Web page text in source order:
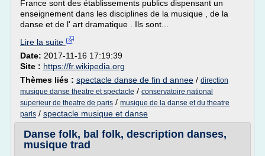
France sont des établissements publics dispensant un
enseignement dans les disciplines de la musique , de la
danse et de l' art dramatique . Ils sont...
Lire la suite
Date: 2017-11-16 17:19:39
Site : https://fr.wikipedia.org
Thèmes liés : spectacle danse de fin d annee / direction
musique danse theatre et spectacle / conservatoire national
superieur de theatre de paris / musique de la danse et du theatre
paris / spectacle musique et danse
Danse folk, bal folk, description danses,
musique trad